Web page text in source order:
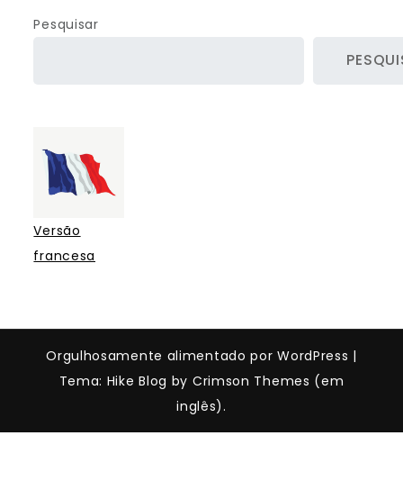
Pesquisar
Versão
francesa
Orgulhosamente alimentado por WordPress |
Tema: Hike Blog by Crimson Themes (em
inglês).